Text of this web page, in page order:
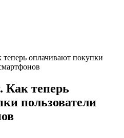
теперь оплачивают покупки
Как теперь
пользователи